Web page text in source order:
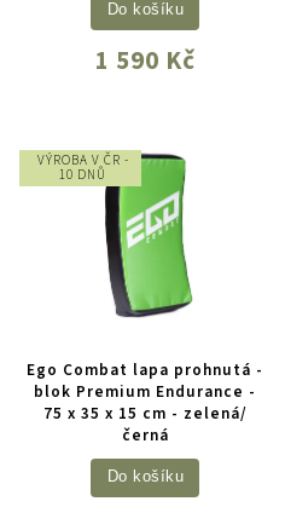
1 590 Kč
Do košíku
VÝROBA V ČR -
10 DNŮ
Ego Combat lapa prohnutá -
blok Premium Endurance -
75 x 35 x 15 cm - zelená/
černá
Do košíku